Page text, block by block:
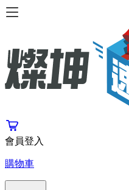
會員登入
購物車